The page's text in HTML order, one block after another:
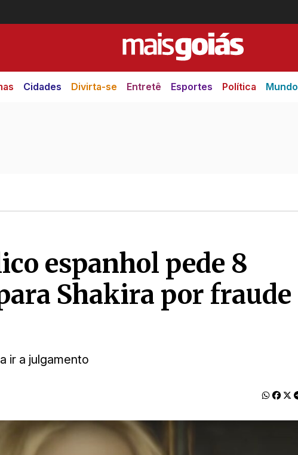
Cidades Divirta-se Entretê Esportes Política Mundo
espanhol pede 8
Shakira por fraude
ir a julgamento